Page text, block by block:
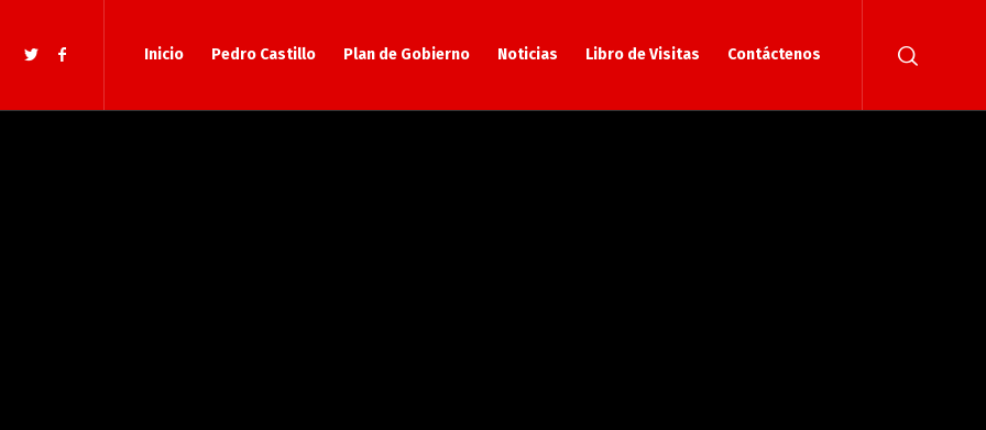
Inicio Pedro Castillo Plan de Gobierno Noticias Libro de Visitas Contáctenos